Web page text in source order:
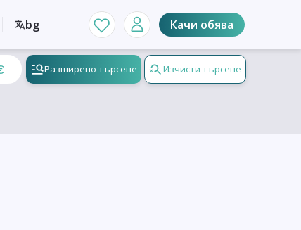
bg Качи обява
Разширено търсене Изчисти търсене